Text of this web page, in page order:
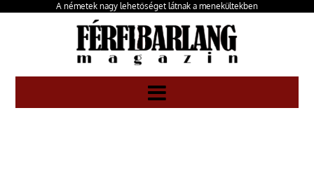
A németek nagy lehetőséget látnak a menekültekben